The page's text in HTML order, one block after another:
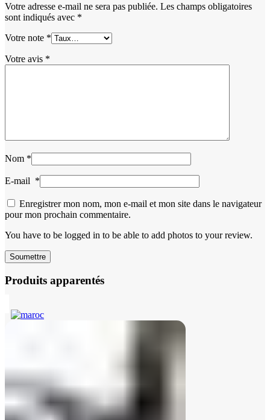
Votre adresse e-mail ne sera pas publiée. Les champs obligatoires
sont indiqués avec *
Votre note *
Votre avis *
Nom *
E-mail *
Enregistrer mon nom, mon e-mail et mon site dans le navigateur
pour mon prochain commentaire.
You have to be logged in to be able to add photos to your review.
Produits apparentés